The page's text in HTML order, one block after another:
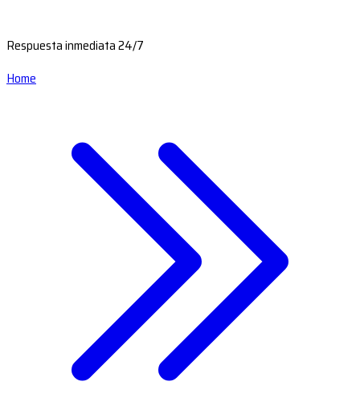
Respuesta inmediata 24/7
Home